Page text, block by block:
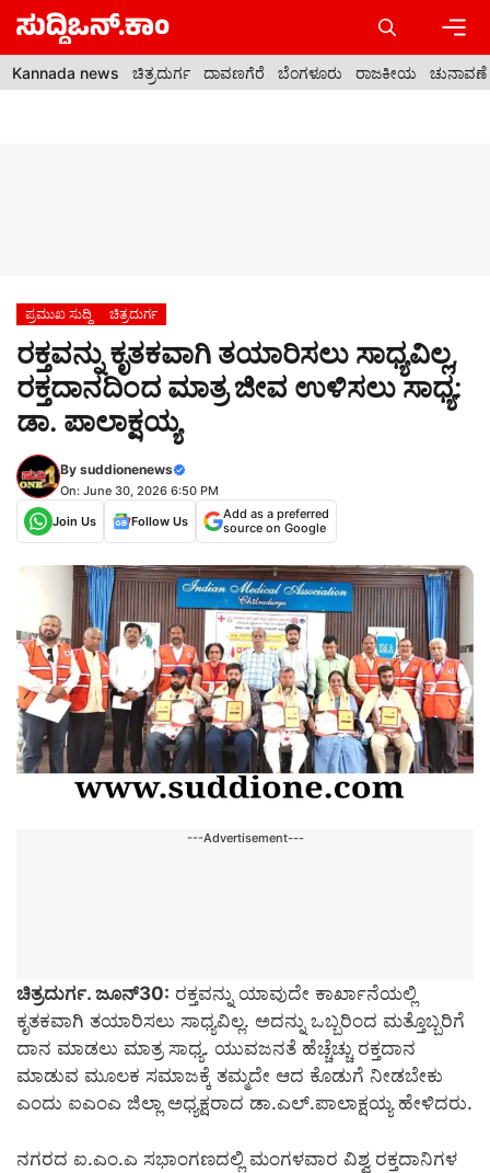
Skip
content
Kannada news ಚಿತ್ರದುರ್ಗ ದಾವಣಗೆರೆ ಬೆಂಗಳೂರು ರಾಜಕೀಯ ಚುನಾವಣೆ
ಪ್ರಮುಖ ಸುದ್ದಿ ಚಿತ್ರದುರ್ಗ
ರಕ್ತವನ್ನು ಕೃತಕವಾಗಿ ತಯಾರಿಸಲು ಸಾಧ್ಯವಿಲ್ಲ,
ರಕ್ತದಾನದಿಂದ ಮಾತ್ರ ಜೀವ ಉಳಿಸಲು ಸಾಧ್ಯ:
ಡಾ. ಪಾಲಾಕ್ಷಯ್ಯ
By suddionenews
On: June 30, 2026 6:50 PM
Join Us
Follow Us
Add as a preferred
source on Google
---Advertisement---
ಚಿತ್ರದುರ್ಗ. ಜೂನ್30: ರಕ್ತವನ್ನು ಯಾವುದೇ ಕಾರ್ಖಾನೆಯಲ್ಲಿ
ಕೃತಕವಾಗಿ ತಯಾರಿಸಲು ಸಾಧ್ಯವಿಲ್ಲ. ಅದನ್ನು ಒಬ್ಬರಿಂದ ಮತ್ತೊಬ್ಬರಿಗೆ
ದಾನ ಮಾಡಲು ಮಾತ್ರ ಸಾಧ್ಯ. ಯುವಜನತೆ ಹೆಚ್ಚೆಚ್ಚು ರಕ್ತದಾನ
ಮಾಡುವ ಮೂಲಕ ಸಮಾಜಕ್ಕೆ ತಮ್ಮದೇ ಆದ ಕೊಡುಗೆ ನೀಡಬೇಕು
ಎಂದು ಐಎಂಎ ಜಿಲ್ಲಾ ಅಧ್ಯಕ್ಷರಾದ ಡಾ.ಎಲ್.ಪಾಲಾಕ್ಷಯ್ಯ ಹೇಳಿದರು.
ನಗರದ ಐ.ಎಂ.ಎ ಸಭಾಂಗಣದಲ್ಲಿ ಮಂಗಳವಾರ ವಿಶ್ವ ರಕ್ತದಾನಿಗಳ